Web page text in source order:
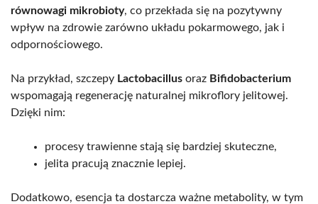
równowagi mikrobioty, co przekłada się na pozytywny
wpływ na zdrowie zarówno układu pokarmowego, jak i
odpornościowego.
Na przykład, szczepy Lactobacillus oraz Bifidobacterium
wspomagają regenerację naturalnej mikroflory jelitowej.
Dzięki nim:
procesy trawienne stają się bardziej skuteczne,
jelita pracują znacznie lepiej.
Dodatkowo, esencja ta dostarcza ważne metabolity, w tym